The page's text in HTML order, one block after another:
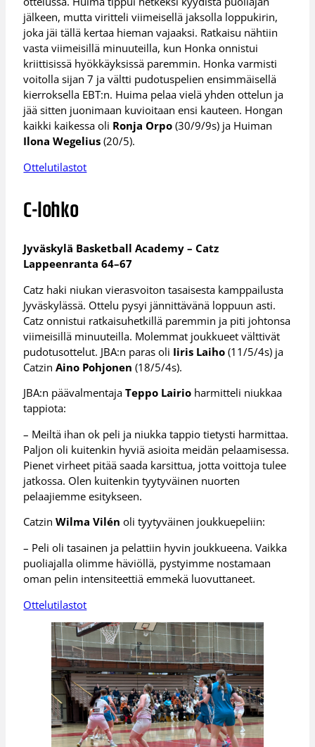
jälkeen, mutta viritteli viimeisellä jaksolla loppukirin,
joka jäi tällä kertaa hieman vajaaksi. Ratkaisu nähtiin
vasta viimeisillä minuuteilla, kun Honka onnistui
kriittisissä hyökkäyksissä paremmin. Honka varmisti
voitolla sijan 7 ja vältti pudotuspelien ensimmäisellä
kierroksella EBT:n. Huima pelaa vielä yhden ottelun ja
jää sitten juonimaan kuvioitaan ensi kauteen. Hongan
kaikki kaikessa oli Ronja Orpo (30/9/9s) ja Huiman
Ilona Wegelius (20/5).
Ottelutilastot
C-lohko
Jyväskylä Basketball Academy – Catz
Lappeenranta 64–67
Catz haki niukan vierasvoiton tasaisesta kamppailusta
Jyväskylässä. Ottelu pysyi jännittävänä loppuun asti.
Catz onnistui ratkaisuhetkillä paremmin ja piti johtonsa
viimeisillä minuuteilla. Molemmat joukkueet välttivät
pudotusottelut. JBA:n paras oli Iiris Laiho (11/5/4s) ja
CatzinAino Pohjonen (18/5/4s).
JBA:n päävalmentajaTeppo Lairio harmitteli niukkaa
tappiota:
– Meiltä ihan ok peli ja niukka tappio tietysti harmittaa.
Paljon oli kuitenkin hyviä asioita meidän pelaamisessa.
Pienet virheet pitää saada karsittua, jotta voittoja tulee
jatkossa. Olen kuitenkin tyytyväinen nuorten
pelaajiemme esitykseen.
CatzinWilma Vilén oli tyytyväinen joukkuepeliin:
– Peli oli tasainen ja pelattiin hyvin joukkueena. Vaikka
puoliajalla olimme häviöllä, pystyimme nostamaan
oman pelin intensiteettiä emmekä luovuttaneet.
Ottelutilastot